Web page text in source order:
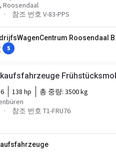
Roosendaal
참조 번호 V-83-PPS
Roosendaal
5
138 hp 총 중량: 3500 kg
참조 번호 T1-FRU76